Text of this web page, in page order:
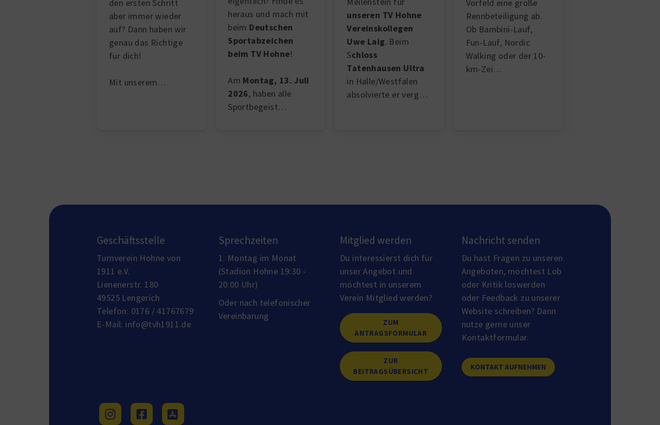
den ersten Schritt
aber immer wieder
auf? Dann haben wir
genau das Richtige
für dich!
Mit unserem…
heraus und mach mit
beim Deutschen
Sportabzeichen
beim TV Hohne!
Am Montag, 13. Juli
2026, haben alle
Sportbegeist…
unseren TV Hohne
Vereinskollegen
Uwe Laig. Beim
Schloss
Tatenhausen Ultra
in Halle/Westfalen
absolvierte er verg…
Vorfeld eine große
Rennbeteiligung ab.
Ob Bambini-Lauf,
Fun-Lauf, Nordic
Walking oder der 10-
km-Zei…
Geschäftsstelle
Turnverein Hohne von
1911 e.V.
Lienenerstr. 180
49525 Lengerich
Telefon: 0176 / 41767679
E-Mail: info@tvh1911.de
Sprechzeiten
1. Montag im Monat
(Stadion Hohne 19:30 -
20:00 Uhr)
Oder nach telefonischer
Vereinbarung
Mitglied werden
Du interessierst dich für
unser Angebot und
möchtest in unserem
Verein Mitglied werden?
ZUM
ANTRAGSFORMULAR
ZUR
BEITRAGSÜBERSICHT
Nachricht senden
Du hast Fragen zu unseren
Angeboten, möchtest Lob
oder Kritik loswerden
oder Feedback zu unserer
Website schreiben? Dann
nutze gerne unser
Kontaktformular.
KONTAKT AUFNEHMEN